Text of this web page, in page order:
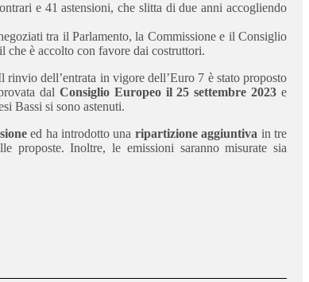
e 41 astensioni, che slitta di due anni accogliendo
tra il Parlamento, la Commissione e il Consiglio
che è accolto con favore dai costruttori.
dell’entrata in vigore dell’Euro 7 è stato proposto
dal Consiglio Europeo il 25 settembre 2023e
Bassi si sono astenuti.
ed ha introdotto una ripartizione aggiuntiva in tre
proposte. Inoltre, le emissioni saranno misurate sia